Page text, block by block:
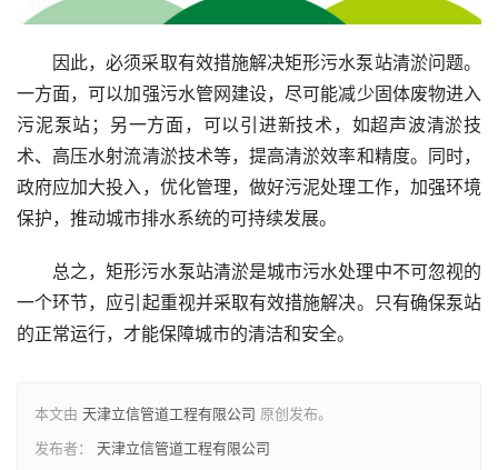
因此，必须采取有效措施解决矩形污水泵站清淤问题。
一方面，可以加强污水管网建设，尽可能减少固体废物进入
污泥泵站；另一方面，可以引进新技术，如超声波清淤技
术、高压水射流清淤技术等，提高清淤效率和精度。同时，
政府应加大投入，优化管理，做好污泥处理工作，加强环境
保护，推动城市排水系统的可持续发展。
总之，矩形污水泵站清淤是城市污水处理中不可忽视的
一个环节，应引起重视并采取有效措施解决。只有确保泵站
的正常运行，才能保障城市的清洁和安全。
本文由 天津立信管道工程有限公司 原创发布。
发布者： 天津立信管道工程有限公司